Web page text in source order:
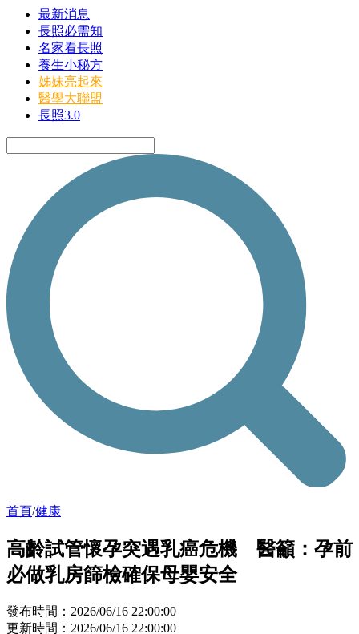
最新消息
長照必需知
名家看長照
養生小秘方
姊妹亮起來
醫學大聯盟
長照3.0
首頁/健康
高齡試管懷孕突遇乳癌危機 醫籲：孕前
必做乳房篩檢確保母嬰安全
發布時間：2026/06/16 22:00:00
更新時間：2026/06/16 22:00:00